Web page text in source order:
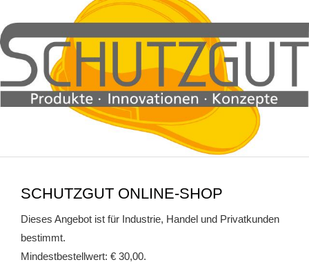
SCHUTZGUT ONLINE-SHOP
Dieses Angebot ist für Industrie, Handel und Privatkunden
bestimmt.
Mindestbestellwert: € 30,00.